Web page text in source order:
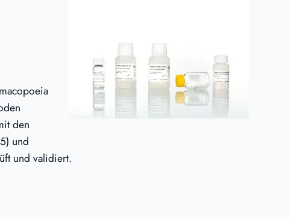
den
und
und validiert.